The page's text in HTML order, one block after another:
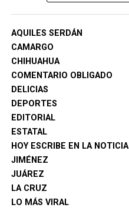
precipitaciones pluviales.
AQUILES SERDÁN
CAMARGO
CHIHUAHUA
COMENTARIO OBLIGADO
DELICIAS
DEPORTES
EDITORIAL
ESTATAL
HOY ESCRIBE EN LA NOTICIA
JIMÉNEZ
JUÁREZ
LA CRUZ
LO MÁS VIRAL